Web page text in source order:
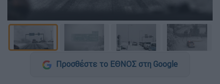
Προσθέστε το ΕΘΝΟΣ στη Google